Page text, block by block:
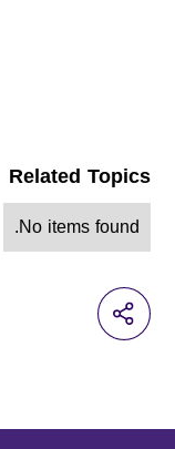
Related Topics
No items found.